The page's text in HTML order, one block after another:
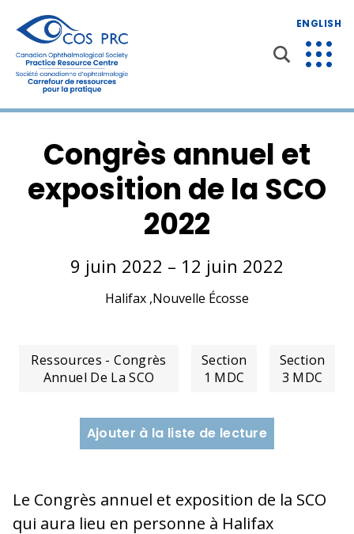
ENGLISH
Congrès annuel et
exposition de la SCO
2022
9 juin 2022 – 12 juin 2022
Halifax ,Nouvelle Écosse
Ressources - Congrès
Annuel De La SCO
Section
1 MDC
Section
3 MDC
Ajouter à la liste de lecture
Le Congrès annuel et exposition de la SCO
qui aura lieu en personne à Halifax